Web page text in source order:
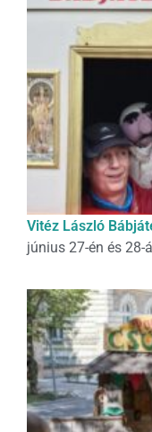
Vitéz László
június 27-én és 28-